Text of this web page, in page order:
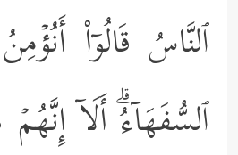
ٱلنَّاسُ قَالُوۤاْ
ٱلسُّفَهَاۤءُۗ أَلَاۤ